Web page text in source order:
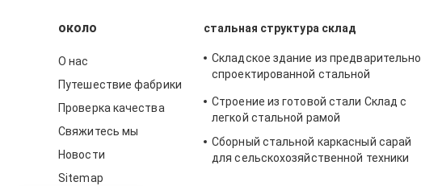
около
О нас
Путешествие фабрики
Проверка качества
Свяжитесь мы
Новости
Sitemap
стальная структура склад
Складское здание из предварительно
спроектированной стальной
Строение из готовой стали Склад с
легкой стальной рамой
Сборный стальной каркасный сарай
для сельскохозяйственной техники